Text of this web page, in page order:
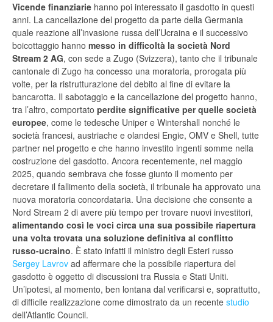
Vicende finanziarie hanno poi interessato il gasdotto in questi
anni. La cancellazione del progetto da parte della Germania
quale reazione all’invasione russa dell’Ucraina e il successivo
boicottaggio hanno messo in difficoltà la società Nord
Stream 2 AG, con sede a Zugo (Svizzera), tanto che il tribunale
cantonale di Zugo ha concesso una moratoria, prorogata più
volte, per la ristrutturazione del debito al fine di evitare la
bancarotta. Il sabotaggio e la cancellazione del progetto hanno,
tra l’altro, comportato perdite significative per quelle società
europee, come le tedesche Uniper e Wintershall nonché le
società francesi, austriache e olandesi Engie, OMV e Shell, tutte
partner nel progetto e che hanno investito ingenti somme nella
costruzione del gasdotto. Ancora recentemente, nel maggio
2025, quando sembrava che fosse giunto il momento per
decretare il fallimento della società, il tribunale ha approvato una
nuova moratoria concordataria. Una decisione che consente a
Nord Stream 2 di avere più tempo per trovare nuovi investitori,
alimentando così le voci circa una sua possibile riapertura
una volta trovata una soluzione definitiva al conflitto
russo-ucraino. È stato infatti il ministro degli Esteri russo
Sergey Lavrov ad affermare che la possibile riapertura del
gasdotto è oggetto di discussioni tra Russia e Stati Uniti.
Un’ipotesi, al momento, ben lontana dal verificarsi e, soprattutto,
di difficile realizzazione come dimostrato da un recente studio
dell’Atlantic Council.